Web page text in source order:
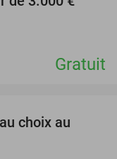
Gratuit
choix au